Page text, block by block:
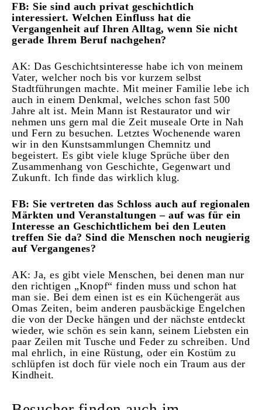
FB: Sie sind auch privat geschichtlich
interessiert. Welchen Einfluss hat die
Vergangenheit auf Ihren Alltag, wenn Sie nicht
gerade Ihrem Beruf nachgehen?
AK: Das Geschichtsinteresse habe ich von meinem
Vater, welcher noch bis vor kurzem selbst
Stadtführungen machte. Mit meiner Familie lebe ich
auch in einem Denkmal, welches schon fast 500
Jahre alt ist. Mein Mann ist Restaurator und wir
nehmen uns gern mal die Zeit museale Orte in Nah
und Fern zu besuchen. Letztes Wochenende waren
wir in den Kunstsammlungen Chemnitz und
begeistert. Es gibt viele kluge Sprüche über den
Zusammenhang von Geschichte, Gegenwart und
Zukunft. Ich finde das wirklich klug.
FB: Sie vertreten das Schloss auch auf regionalen
Märkten und Veranstaltungen – auf was für ein
Interesse an Geschichtlichem bei den Leuten
treffen Sie da? Sind die Menschen noch neugierig
auf Vergangenes?
AK: Ja, es gibt viele Menschen, bei denen man nur
den richtigen „Knopf“ finden muss und schon hat
man sie. Bei dem einen ist es ein Küchengerät aus
Omas Zeiten, beim anderen pausbäckige Engelchen
die von der Decke hängen und der nächste entdeckt
wieder, wie schön es sein kann, seinem Liebsten ein
paar Zeilen mit Tusche und Feder zu schreiben. Und
mal ehrlich, in eine Rüstung, oder ein Kostüm zu
schlüpfen ist doch für viele noch ein Traum aus der
Kindheit.